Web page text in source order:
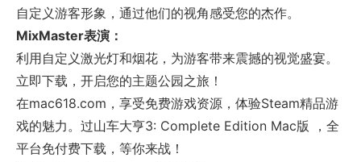
自定义游客形象，通过他们的视角感受您的杰作。
MixMaster表演：
利用自定义激光灯和烟花，为游客带来震撼的视觉盛宴。
立即下载，开启您的主题公园之旅！
在mac618.com，享受免费游戏资源，体验Steam精品游
戏的魅力。过山车大亨3: Complete Edition Mac版 ，全
平台免付费下载，等你来战！